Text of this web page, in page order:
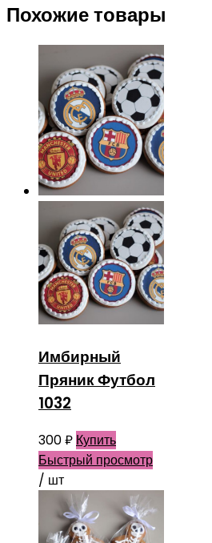
Похожие товары
Имбирный
Пряник Футбол
1032
300₽ Купить
Быстрый просмотр
/ шт